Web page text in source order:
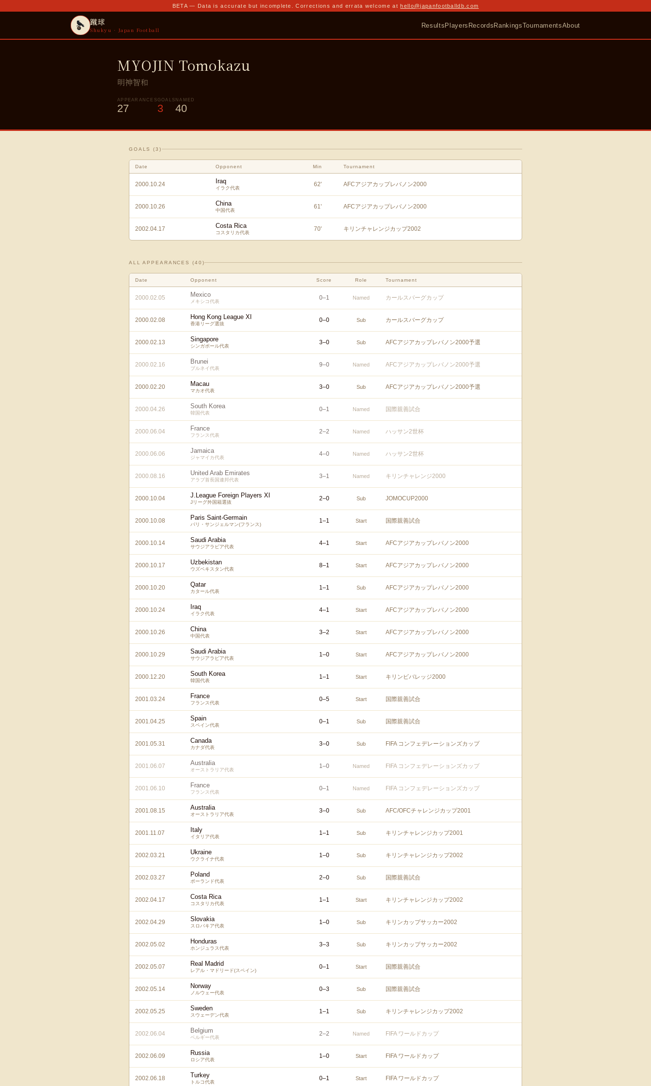
BETA — Data is accurate but incomplete. Corrections and errata welcome at hello@japanfootballdb.com
蹴球
Shukyu · Japan Football
ResultsPlayers RecordsRankingsTournamentsAbout
MYOJIN Tomokazu
明神智和
APPEARANCES
27
GOALS
3
NAMED
40
GOALS (3 )
Date Opponent Min Tournament
2000.10.24 Iraq
イラク代表
62' AFCアジアカップレバノン2000
2000.10.26 China
中国代表
61' AFCアジアカップレバノン2000
2002.04.17 Costa Rica
コスタリカ代表
70' キリンチャレンジカップ2002
ALL APPEARANCES (40 )
Date Opponent Score Role Tournament
2000.02.05 Mexico
メキシコ代表
0–1 Named カールスバーグカップ
2000.02.08 Hong Kong League XI
香港リーグ選抜
0–0 Sub カールスバーグカップ
2000.02.13 Singapore
シンガポール代表
3–0 Sub AFCアジアカップレバノン2000予選
2000.02.16 Brunei
ブルネイ代表
9–0 Named AFCアジアカップレバノン2000予選
2000.02.20 Macau
マカオ代表
3–0 Sub AFCアジアカップレバノン2000予選
2000.04.26 South Korea
韓国代表
0–1 Named 国際親善試合
2000.06.04 France
フランス代表
2–2 Named ハッサン2世杯
2000.06.06 Jamaica
ジャマイカ代表
4–0 Named ハッサン2世杯
2000.08.16 United Arab Emirates
アラブ首長国連邦代表
3–1 Named キリンチャレンジ2000
2000.10.04 J.League Foreign Players XI
Jリーグ外国籍選抜
2–0 Sub JOMOCUP2000
2000.10.08 Paris Saint-Germain
パリ・サンジェルマン(フランス)
1–1 Start 国際親善試合
2000.10.14 Saudi Arabia
サウジアラビア代表
4–1 Start AFCアジアカップレバノン2000
2000.10.17 Uzbekistan
ウズベキスタン代表
8–1 Start AFCアジアカップレバノン2000
2000.10.20 Qatar
カタール代表
1–1 Sub AFCアジアカップレバノン2000
2000.10.24 Iraq
イラク代表
4–1 Start AFCアジアカップレバノン2000
2000.10.26 China
中国代表
3–2 Start AFCアジアカップレバノン2000
2000.10.29 Saudi Arabia
サウジアラビア代表
1–0 Start AFCアジアカップレバノン2000
2000.12.20 South Korea
韓国代表
1–1 Start キリンビバレッジ2000
2001.03.24 France
フランス代表
0–5 Start 国際親善試合
2001.04.25 Spain
スペイン代表
0–1 Sub 国際親善試合
2001.05.31 Canada
カナダ代表
3–0 Sub FIFA コンフェデレーションズカップ
2001.06.07 Australia
オーストラリア代表
1–0 Named FIFA コンフェデレーションズカップ
2001.06.10 France
フランス代表
0–1 Named FIFA コンフェデレーションズカップ
2001.08.15 Australia
オーストラリア代表
3–0 Sub AFC/OFCチャレンジカップ2001
2001.11.07 Italy
イタリア代表
1–1 Sub キリンチャレンジカップ2001
2002.03.21 Ukraine
ウクライナ代表
1–0 Sub キリンチャレンジカップ2002
2002.03.27 Poland
ポーランド代表
2–0 Sub 国際親善試合
2002.04.17 Costa Rica
コスタリカ代表
1–1 Start キリンチャレンジカップ2002
2002.04.29 Slovakia
スロバキア代表
1–0 Sub キリンカップサッカー2002
2002.05.02 Honduras
ホンジュラス代表
3–3 Sub キリンカップサッカー2002
2002.05.07 Real Madrid
レアル・マドリード(スペイン)
0–1 Start 国際親善試合
2002.05.14 Norway
ノルウェー代表
0–3 Sub 国際親善試合
2002.05.25 Sweden
スウェーデン代表
1–1 Sub キリンチャレンジカップ2002
2002.06.04 Belgium
ベルギー代表
2–2 Named FIFA ワールドカップ
2002.06.09 Russia
ロシア代表
1–0 Start FIFA ワールドカップ
2002.06.18 Turkey
トルコ代表
0–1 Start FIFA ワールドカップ